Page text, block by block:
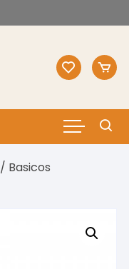
/ Basicos